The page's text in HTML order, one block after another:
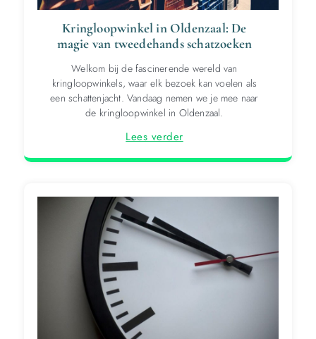
Kringloopwinkel in Oldenzaal: De
magie van tweedehands schatzoeken
Welkom bij de fascinerende wereld van
kringloopwinkels, waar elk bezoek kan voelen als
een schattenjacht. Vandaag nemen we je mee naar
de kringloopwinkel in Oldenzaal.
Lees verder